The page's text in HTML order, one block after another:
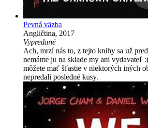
Pevná väzba
Angličtina, 2017
Vypredané
Ach, mrzí nás to, z tejto knihy sa už
nemáme ju na sklade my ani vydavateľ
môžete mať šťastie v niektorých iných
nepredali posledné kusy.